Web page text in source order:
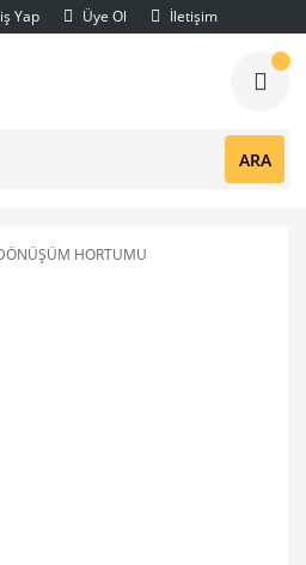
Yap Üye Ol İletişim
ARA